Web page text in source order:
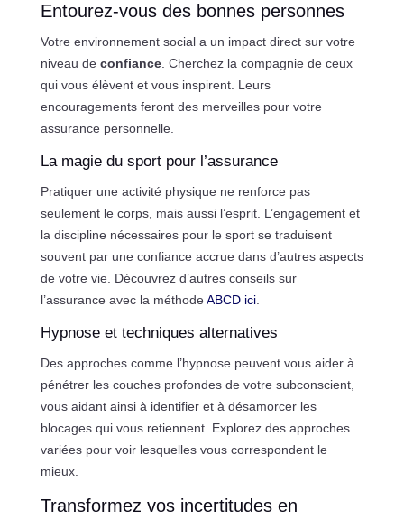
Entourez-vous des bonnes personnes
Votre environnement social a un impact direct sur votre
niveau de confiance. Cherchez la compagnie de ceux
qui vous élèvent et vous inspirent. Leurs
encouragements feront des merveilles pour votre
assurance personnelle.
La magie du sport pour l’assurance
Pratiquer une activité physique ne renforce pas
seulement le corps, mais aussi l’esprit. L’engagement et
la discipline nécessaires pour le sport se traduisent
souvent par une confiance accrue dans d’autres aspects
de votre vie. Découvrez d’autres conseils sur
l’assurance avec la méthodeABCD ici.
Hypnose et techniques alternatives
Des approches comme l’hypnose peuvent vous aider à
pénétrer les couches profondes de votre subconscient,
vous aidant ainsi à identifier et à désamorcer les
blocages qui vous retiennent. Explorez des approches
variées pour voir lesquelles vous correspondent le
mieux.
Transformez vos incertitudes en